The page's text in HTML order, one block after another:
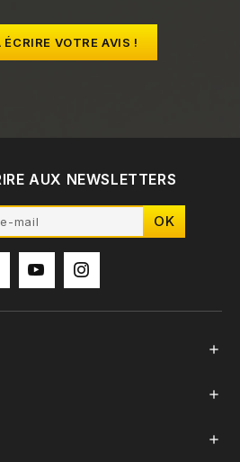
ÉCRIRE VOTRE AVIS !
AUX NEWSLETTERS


